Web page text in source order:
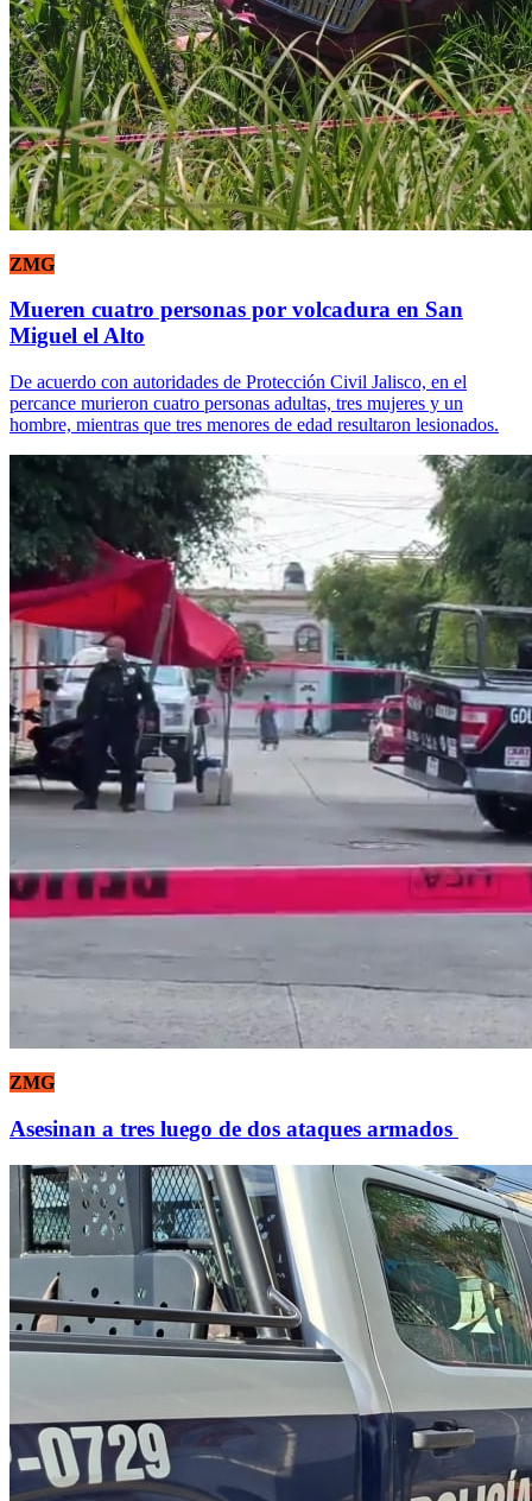
ZMG
Mueren cuatro personas por volcadura en San
Miguel el Alto
De acuerdo con autoridades de Protección Civil Jalisco, en el
percance murieron cuatro personas adultas, tres mujeres y un
hombre, mientras que tres menores de edad resultaron lesionados.
ZMG
Asesinan a tres luego de dos ataques armados